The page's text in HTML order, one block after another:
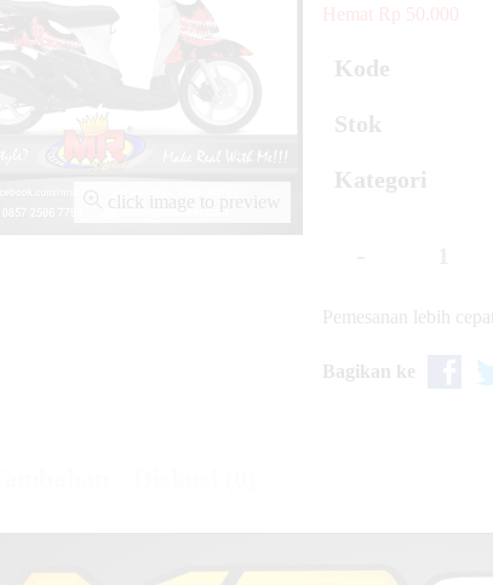
decal Yamaha Jupiter Z Highlighter
click image to preview
Hemat Rp 50.000
Kode
Stok
Kategori
Pemesanan lebih
Bagikan ke